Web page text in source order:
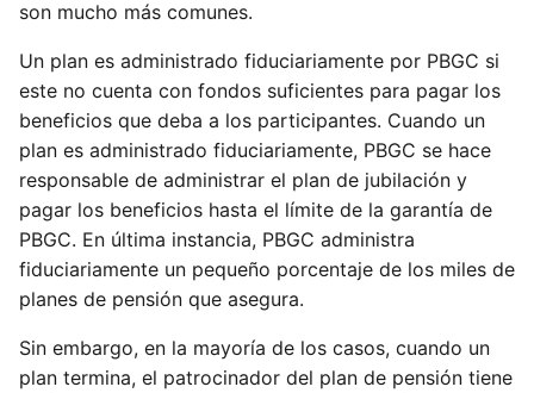
son mucho más comunes.
Un plan es administrado fiduciariamente por PBGC si
este no cuenta con fondos suficientes para pagar los
beneficios que deba a los participantes. Cuando un
plan es administrado fiduciariamente, PBGC se hace
responsable de administrar el plan de jubilación y
pagar los beneficios hasta el límite de la garantía de
PBGC. En última instancia, PBGC administra
fiduciariamente un pequeño porcentaje de los miles de
planes de pensión que asegura.
Sin embargo, en la mayoría de los casos, cuando un
plan termina, el patrocinador del plan de pensión tiene